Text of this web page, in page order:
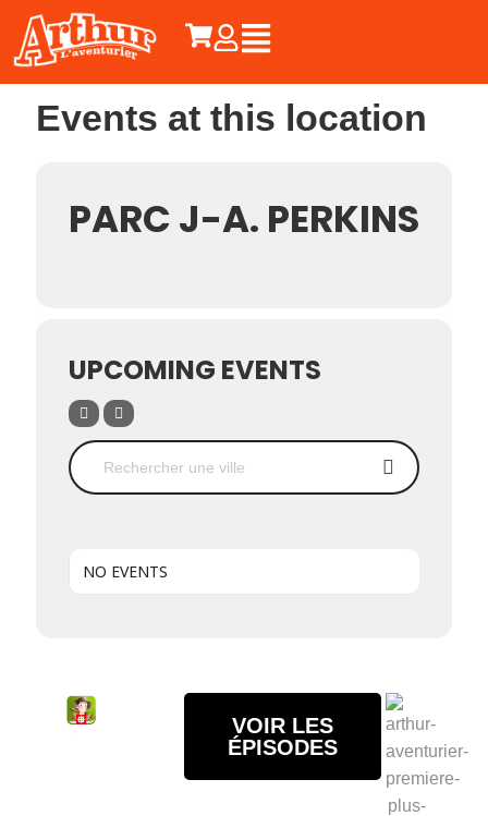
Events at this location
PARC J-A. PERKINS
UPCOMING EVENTS
NO EVENTS
VOIR LES
ÉPISODES